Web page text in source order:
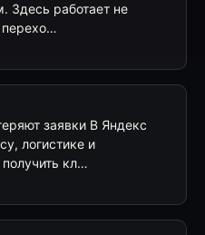
Здесь работает не
перехо…
заявки В Яндекс
логистике и
кл…